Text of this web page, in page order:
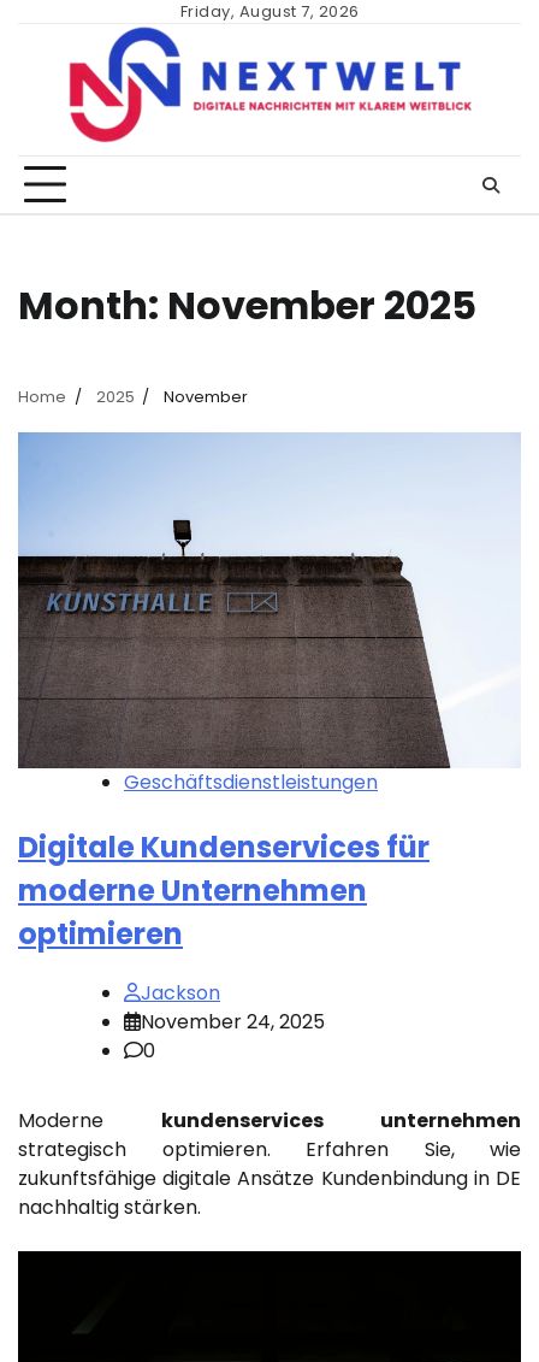
content
Friday, August 7, 2026
Month: November 2025
Home 2025 November
Geschäftsdienstleistungen
Digitale Kundenservices für
moderne Unternehmen
optimieren
Jackson
November 24, 2025
0
Moderne kundenservices unternehmen
strategisch optimieren. Erfahren Sie, wie
zukunftsfähige digitale Ansätze Kundenbindung in DE
nachhaltig stärken.